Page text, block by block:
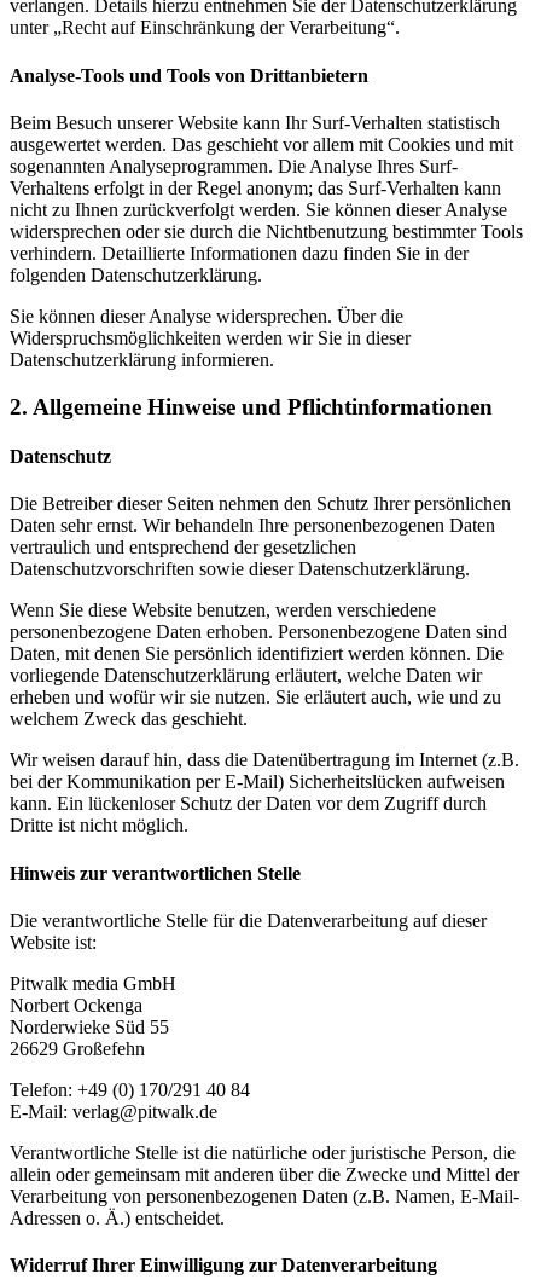
verlangen. Details hierzu entnehmen Sie der Datenschutzerklärung
unter „Recht auf Einschränkung der Verarbeitung“.
Analyse-Tools und Tools von Drittanbietern
Beim Besuch unserer Website kann Ihr Surf-Verhalten statistisch
ausgewertet werden. Das geschieht vor allem mit Cookies und mit
sogenannten Analyseprogrammen. Die Analyse Ihres Surf-
Verhaltens erfolgt in der Regel anonym; das Surf-Verhalten kann
nicht zu Ihnen zurückverfolgt werden. Sie können dieser Analyse
widersprechen oder sie durch die Nichtbenutzung bestimmter Tools
verhindern. Detaillierte Informationen dazu finden Sie in der
folgenden Datenschutzerklärung.
Sie können dieser Analyse widersprechen. Über die
Widerspruchsmöglichkeiten werden wir Sie in dieser
Datenschutzerklärung informieren.
2. Allgemeine Hinweise und Pflichtinformationen
Datenschutz
Die Betreiber dieser Seiten nehmen den Schutz Ihrer persönlichen
Daten sehr ernst. Wir behandeln Ihre personenbezogenen Daten
vertraulich und entsprechend der gesetzlichen
Datenschutzvorschriften sowie dieser Datenschutzerklärung.
Wenn Sie diese Website benutzen, werden verschiedene
personenbezogene Daten erhoben. Personenbezogene Daten sind
Daten, mit denen Sie persönlich identifiziert werden können. Die
vorliegende Datenschutzerklärung erläutert, welche Daten wir
erheben und wofür wir sie nutzen. Sie erläutert auch, wie und zu
welchem Zweck das geschieht.
Wir weisen darauf hin, dass die Datenübertragung im Internet (z.B.
bei der Kommunikation per E-Mail) Sicherheitslücken aufweisen
kann. Ein lückenloser Schutz der Daten vor dem Zugriff durch
Dritte ist nicht möglich.
Hinweis zur verantwortlichen Stelle
Die verantwortliche Stelle für die Datenverarbeitung auf dieser
Website ist:
Pitwalk media GmbH
Norbert Ockenga
Norderwieke Süd 55
26629 Großefehn
Telefon: +49 (0) 170/291 40 84
E-Mail: verlag@pitwalk.de
Verantwortliche Stelle ist die natürliche oder juristische Person, die
allein oder gemeinsam mit anderen über die Zwecke und Mittel der
Verarbeitung von personenbezogenen Daten (z.B. Namen, E-Mail-
Adressen o. Ä.) entscheidet.
Widerruf Ihrer Einwilligung zur Datenverarbeitung